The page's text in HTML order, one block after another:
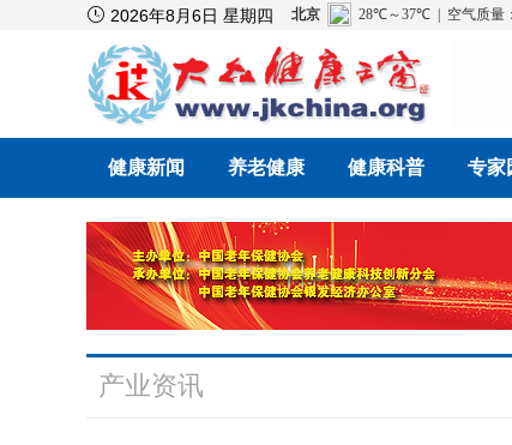
 2026年8月6日 星期四
健康新闻 养老健康 健康科普 专家
产业资讯